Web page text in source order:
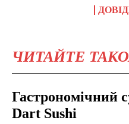
ЧИТАЙТЕ
Гастрономічний
Dart Sushi